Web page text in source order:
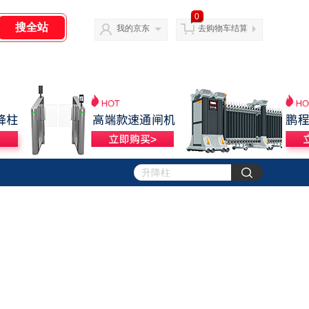
我的京东
0
去购物车结算